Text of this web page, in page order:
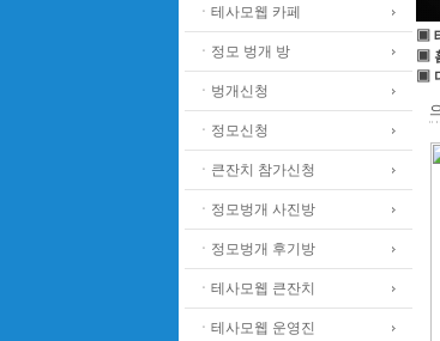
ㆍ테사모웹 카페
ㆍ정모 벙개 방
ㆍ벙개신청
ㆍ정모신청
ㆍ큰잔치 참가신청
ㆍ정모벙개 사진방
ㆍ정모벙개 후기방
ㆍ테사모웹 큰잔치
ㆍ테사모웹 운영진
▣
▣
▣